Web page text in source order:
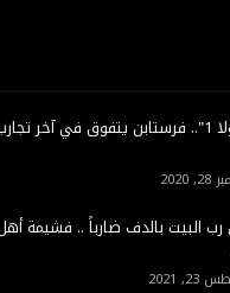
"فورمولا 1".. فرستابن يتفوق في آخر
رب البيت بالدف ضارباً .. فشيمة
2021